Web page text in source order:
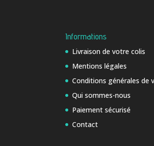
Informations
Livraison de votre colis
Mentions légales
Conditions générales de
Qui sommes-nous
Paiement sécurisé
Contact